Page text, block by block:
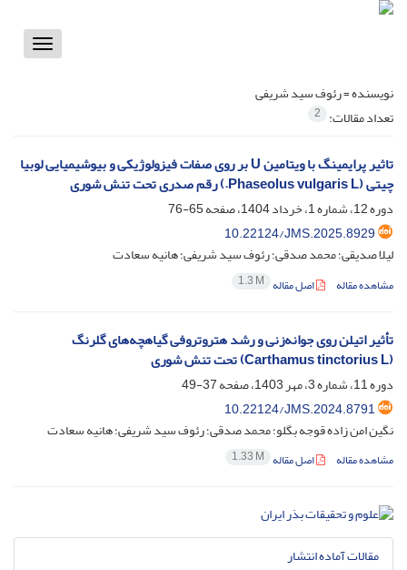
Toggle
نویسنده =رئوف سید شریفی
تعداد مقالات: 2
تاثیر پرایمینگ با ویتامین U بر روی صفات فیزولوژیکی و بیوشیمیایی لوبیا
چیتی (Phaseolus vulgaris L.) رقم صدری تحت تنش شوری
دوره 12، شماره 1، خرداد 1404، صفحه
65-76
10.22124/JMS.2025.8929
لیلا صدیقی؛ محمد صدقی؛ رئوف سید شریفی؛ هانیه سعادت
مشاهده مقاله اصل مقاله 1.3 M
تأثیر اتیلن روی جوانه‌زنی و رشد هتروتروفی گیاهچه‌های گلرنگ
(Carthamus tinctorius L) تحت تنش شوری
دوره 11، شماره 3، مهر 1403، صفحه
37-49
10.22124/JMS.2024.8791
نگین امن زاده قوجه بگلو؛ محمد صدقی؛ رئوف سید شریفی؛ هانیه سعادت
مشاهده مقاله اصل مقاله 1.33 M
مقالات آماده انتشار